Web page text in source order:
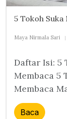
5 Tokoh Suka
Maya Nirmala Sari
Daftar Isi: 5
Membaca 5
Membaca
Baca